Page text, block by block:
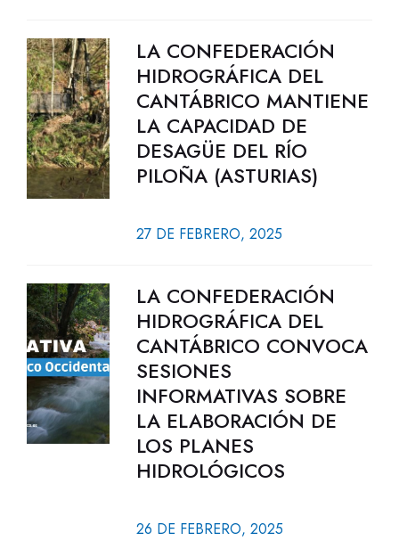
LA CONFEDERACIÓN
HIDROGRÁFICA DEL
CANTÁBRICO MANTIENE
LA CAPACIDAD DE
DESAGÜE DEL RÍO
PILOÑA (ASTURIAS)
27 DE FEBRERO, 2025
LA CONFEDERACIÓN
HIDROGRÁFICA DEL
CANTÁBRICO CONVOCA
SESIONES
INFORMATIVAS SOBRE
LA ELABORACIÓN DE
LOS PLANES
HIDROLÓGICOS
26 DE FEBRERO, 2025